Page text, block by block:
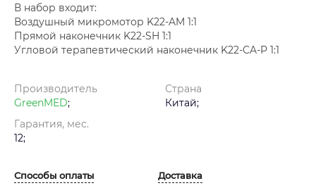
В набор входит:
Воздушный микромотор K22-AM 1:1
Прямой наконечник K22-SH 1:1
Угловой терапевтический наконечник K22-CA-P 1:1
Производитель
GreenMED;
Страна
Китай;
Гарантия, мес.
12;
Способы оплаты Доставка